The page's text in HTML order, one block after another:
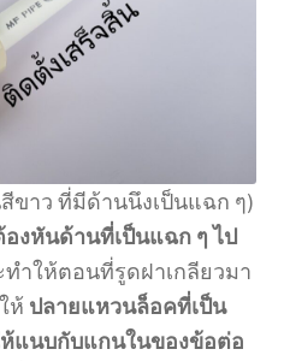
ขาว ที่มีด้านนึงเป็นแฉก ๆ)
องหันด้านที่เป็นแฉก ๆ ไป
ำให้ตอนที่รูดฝาเกลียวมา
ห้ ปลายแหวนล็อคที่เป็น
แนบกับแกนในของข้อต่อ